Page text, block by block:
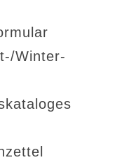
Winter-